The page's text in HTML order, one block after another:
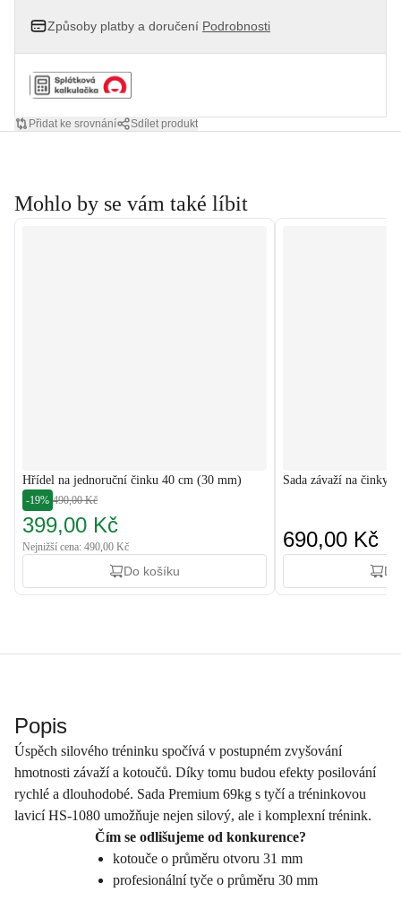
Způsoby platby a doručení Podrobnosti
Přidat ke srovnání Sdílet produkt
Mohlo by se vám také líbit
Hřídel na jednoruční činku 40 cm (30 mm)
-19% 490,00 Kč
399,00 Kč
Nejnižší cena: 490,00 Kč
Do košíku
Sada závaží na činky
690,00 Kč
Popis
Úspěch silového tréninku spočívá v postupném zvyšování
hmotnosti závaží a kotoučů. Díky tomu budou efekty posilování
rychlé a dlouhodobé. Sada Premium 69kg s tyčí a tréninkovou
lavicí HS-1080 umožňuje nejen silový, ale i komplexní trénink.
Čím se odlišujeme od konkurence?
kotouče o průměru otvoru 31 mm
profesionální tyče o průměru 30 mm